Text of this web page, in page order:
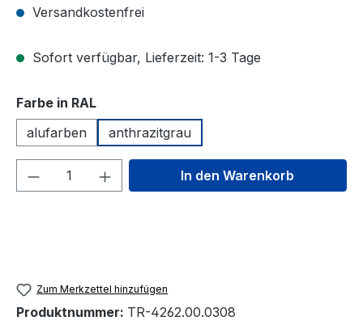
Versandkostenfrei
Sofort verfügbar, Lieferzeit: 1-3 Tage
Farbe in RALauswählen
alufarben
anthrazitgrau
Produkt Anzahl: Gib denIn den Warenkorb
Zum Merkzettel hinzufügen
Produktnummer: TR-4262.00.0308